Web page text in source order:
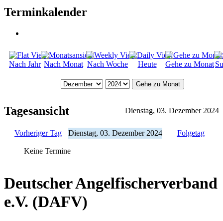
Terminkalender
Nach Jahr Nach Monat Nach Woche Heute Gehe zu Monat
Gehe zu Monat
Tagesansicht Dienstag, 03. Dezember 2024
Vorheriger Tag Dienstag, 03. Dezember 2024 Folgetag
Keine Termine
Deutscher Angelfischerverband
e.V. (DAFV)